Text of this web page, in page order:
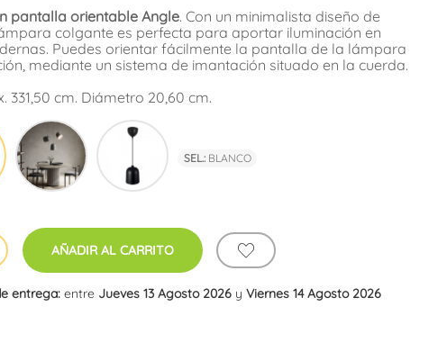
pantalla orientable Angle. Con un minimalista diseño de
colgante es perfecta para aportar iluminación en
Puedes orientar fácilmente la pantalla de la lámpara
mediante un sistema de imantación situado en la cuerda.
331,50 cm. Diámetro 20,60 cm.
Blanco Gris
SEL.:BLANCO
AÑADIR AL CARRITO
entrega: entre Jueves 13 Agosto 2026 y Viernes 14 Agosto 2026